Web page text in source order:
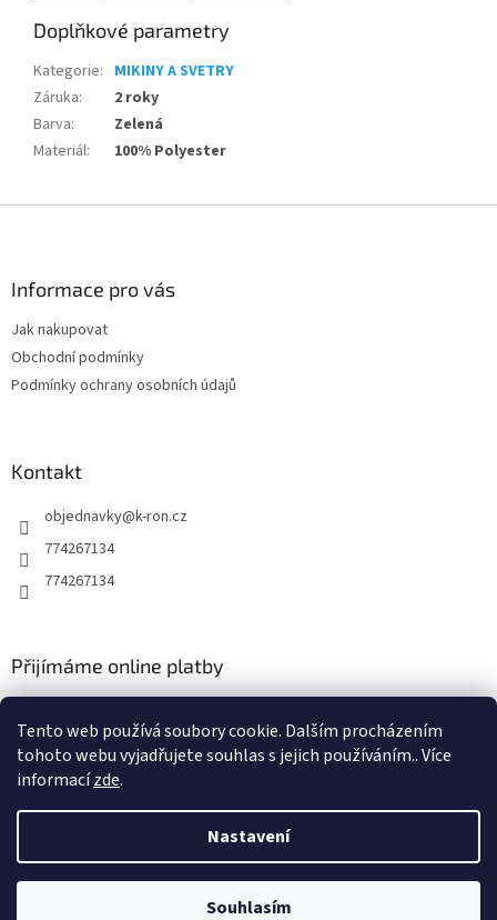
Tento web používá soubory cookie. Dalším procházením
tohoto webu vyjadřujete souhlas s jejich používáním.. Více
informacízde.
Nastavení
Souhlasím
Doplňkové parametry
Kategorie: MIKINY A SVETRY
Záruka:
2 roky
Barva:
Zelená
Materiál: 100% Polyester
Informace pro vás
Jak nakupovat
Obchodní podmínky
Podmínky ochrany osobních údajů
Kontakt
objednavky@k-ron.cz
774267134
774267134
Přijímáme online platby
Copyright 2026www.k-ron.cz. Všechna práva vyhrazena.Upravit
nastavení cookies